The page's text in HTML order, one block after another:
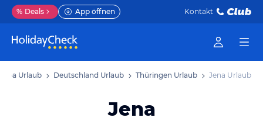
% Deals App öffnen Kontakt
Urlaub Deutschland Urlaub Thüringen Urlaub Jena Urlaub
Jena